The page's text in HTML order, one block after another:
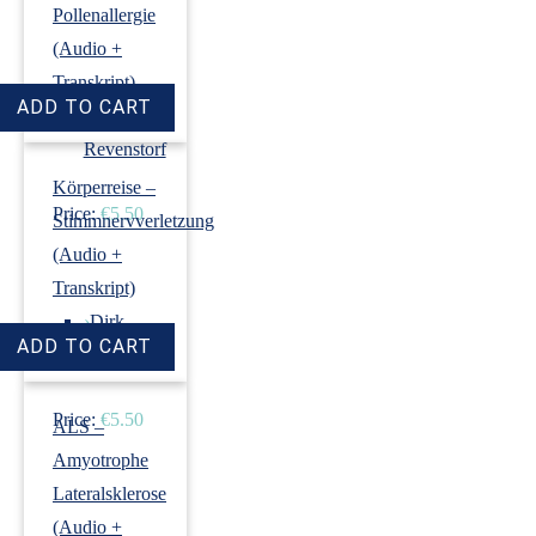
Pollenallergie
(Audio +
Transkript)
›Dirk
Revenstorf
Price: €5.50
Körperreise –
Stimmnervverletzung
(Audio +
Transkript)
›Dirk
Revenstorf
Price: €5.50
ALS –
Amyotrophe
Lateralsklerose
(Audio +